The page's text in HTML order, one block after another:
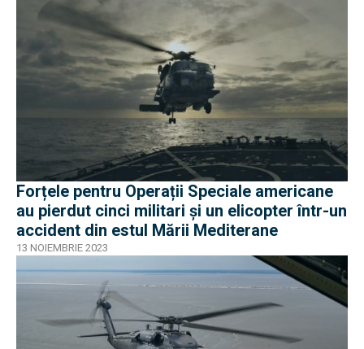
Forțele pentru Operații Speciale americane
au pierdut cinci militari și un elicopter într-un
accident din estul Mării Mediterane
13 NOIEMBRIE 2023